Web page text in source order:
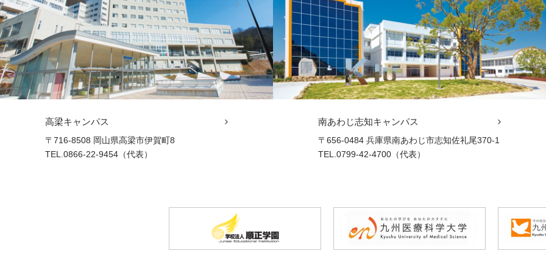
高梁キャンパス
〒716-8508 岡山県高梁市伊賀町8
TEL.0866-22-9454（代表）
南あわじ志知キャンパス
〒656-0484 兵庫県南あわじ市志知佐礼尾370-1
TEL.0799-42-4700（代表）